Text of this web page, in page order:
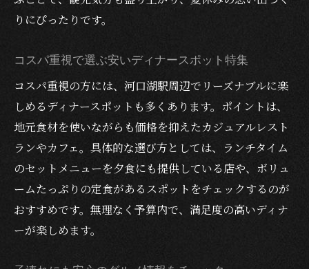
りにぴったりです。
コスパ重視で選ぶ安いディナースポット特集
コスパ重視の方には、河口湖駅周辺でリーズナブルに楽
しめるディナースポットも多くあります。ポイントは、
地元食材を使いながらも価格を抑えたカジュアルレスト
ランやカフェ。具体的な選び方としては、ランチタイム
のセットメニューを夕食にも提供している店や、ボリュ
ームたっぷりの定食があるスポットをチェックするのが
おすすめです。無理なく予算内で、満足度の高いディナ
ーが楽しめます。